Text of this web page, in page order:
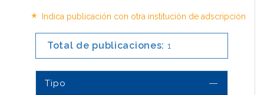
* Indica publicación con otra institución de adscripción
Total de publicaciones: 1
Tipo